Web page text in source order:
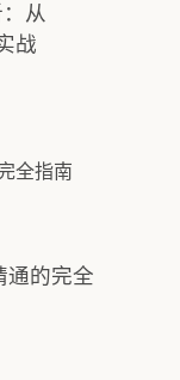
从
战
通的完全